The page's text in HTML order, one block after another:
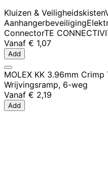
Kluizen & Veiligheidskisten
Aanhangerbeveiliging
ConnectorTE
Vanaf € 1,07
Add
MOLEX KK 3.96mm Crimp
Wrijvingsramp, 6-weg
Vanaf € 2,19
Add